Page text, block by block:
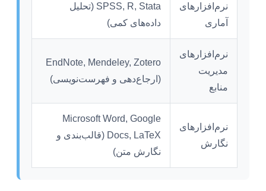
نرم‌افزارهای
آماری
SPSS, R, Stata (تحلیل
داده‌های کمی)
نرم‌افزارهای
مدیریت
منابع
EndNote, Mendeley, Zotero
(ارجاع‌دهی و فهرست‌نویسی)
نرم‌افزارهای
نگارش
Microsoft Word, Google
Docs, LaTeX (قالب‌بندی و
نگارش متن)